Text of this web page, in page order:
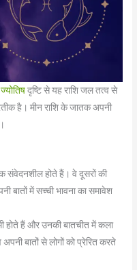
ज्योतिषदृष्टि से यह राशि जल तत्व से
है। मीन राशि के जातक अपनी
संवेदनशील होते हैं। वे दूसरों की
बातों में सच्ची भावना का समावेश
होते हैं और उनकी बातचीत में कला
बातों से लोगों को प्रेरित करते